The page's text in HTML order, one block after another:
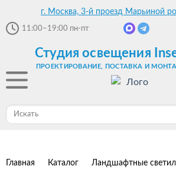
г. Москва, 3-й проезд Марьиной
11:00–19:00 пн-пт
Студия освещения
ПРОЕКТИРОВАНИЕ, ПОСТАВКА И
Главная Каталог Ландшафтные